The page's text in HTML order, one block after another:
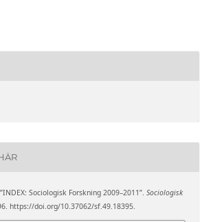
Sociologisk Forskning 2009–2011”. Sociologisk
https://doi.org/10.37062/sf.49.18395.